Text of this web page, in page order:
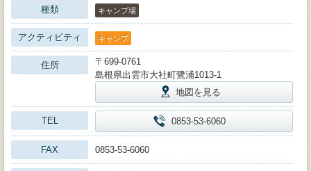
種類 キャンプ場
アクティビティ キャンプ
住所
〒699-0761
島根県出雲市大社町鷺浦1013-1
地図を見る
TEL 0853-53-6060
FAX 0853-53-6060